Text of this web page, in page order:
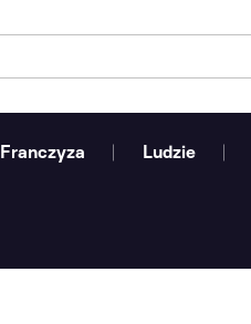
Franczyza Ludzie